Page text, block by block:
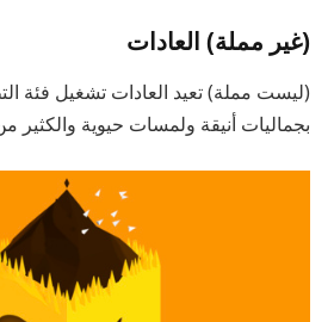
(غير مملة) العادات
(ليست مملة) تعيد العادات تشغيل فئة
بجماليات أنيقة ولمسات حيوية والكثير